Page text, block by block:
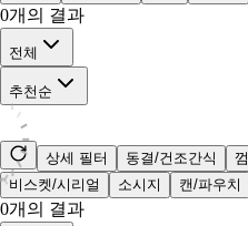
0개의 결과
전체
추천순
상세 필터 동결/건조간식 껌
비스켓/시리얼
소시지 캔/파우치
0개의 결과